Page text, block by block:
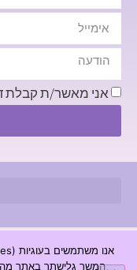
אני מאשר/ת קבלת
© 2026 כל
המשך גלישתך באתר